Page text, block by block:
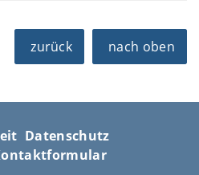
zurück nach oben
Datenschutz